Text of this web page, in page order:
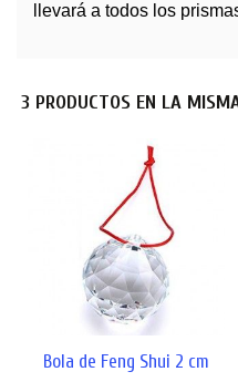
llevará a todos los
3 PRODUCTOS EN LA
Bola de Feng Shui 2 cm